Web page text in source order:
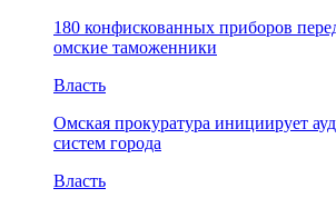
180 конфискованных приборов
омские таможенники
Власть
Омская прокуратура инициирует
систем города
Власть